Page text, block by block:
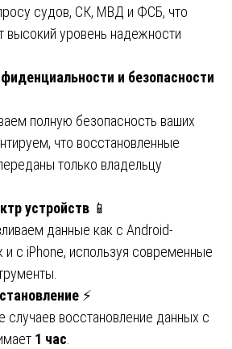
судов, СК, МВД и ФСБ, что
высокий уровень надежности
и безопасности
полную безопасность ваших
что восстановленные
только владельцу
устройств 📱
данные как с Android-
и с iPhone, используя современные
⚡
случаев восстановление данных с
1 час